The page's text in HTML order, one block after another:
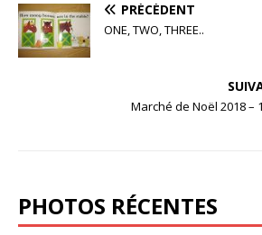
PRÉCÉDENT
ONE, TWO, THREE..
Marché de Noël 2018 –
PHOTOS RÉCENTES